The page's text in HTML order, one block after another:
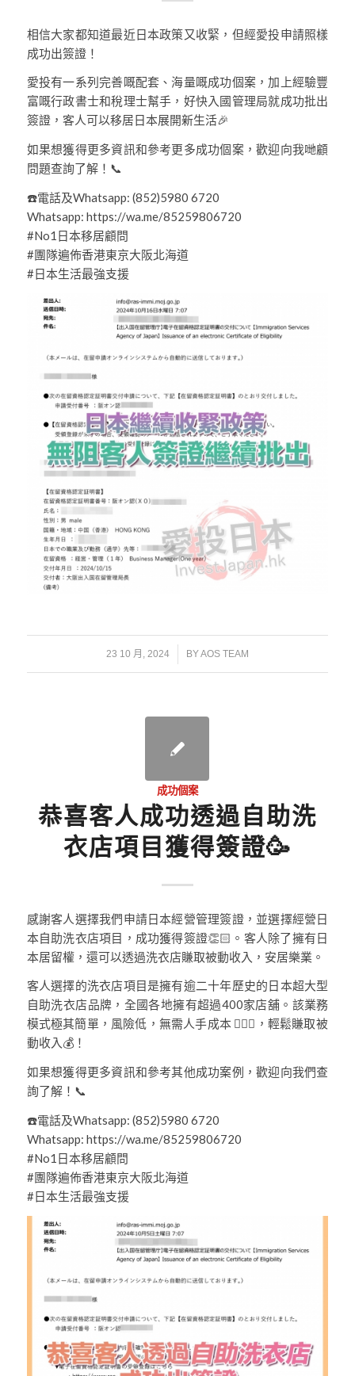
相信大家都知道最近日本政策又收緊，但經愛投申請照樣
成功出簽證！
愛投有一系列完善嘅配套、海量嘅成功個案，加上經驗豐
富嘅行政書士和稅理士幫手，好快入國管理局就成功批出
簽證，客人可以移居日本展開新生活🎉
如果想獲得更多資訊和參考更多成功個案，歡迎向我哋顧
問題查詢了解！📞
☎️電話及Whatsapp: (852)5980 6720
Whatsapp: https://wa.me/85259806720
#No1日本移居顧問
#團隊遍佈香港東京大阪北海道
#日本生活最強支援
23 10 月, 2024
/ BYAOS TEAM
成功個案
恭喜客人成功透過自助洗
衣店項目獲得簽證🥳
感謝客人選擇我們申請日本經營管理簽證，並選擇經營日
本自助洗衣店項目，成功獲得簽證👏🏻。客人除了擁有日
本居留權，還可以透過洗衣店賺取被動收入，安居樂業。
客人選擇的洗衣店項目是擁有逾二十年歷史的日本超大型
自助洗衣店品牌，全國各地擁有超過400家店舖。該業務
模式極其簡單，風險低，無需人手成本 🙅🏻‍♀️，輕鬆賺取被
動收入💰！
如果想獲得更多資訊和參考其他成功案例，歡迎向我們查
詢了解！📞
☎️電話及Whatsapp: (852)5980 6720
Whatsapp: https://wa.me/85259806720
#No1日本移居顧問
#團隊遍佈香港東京大阪北海道
#日本生活最強支援